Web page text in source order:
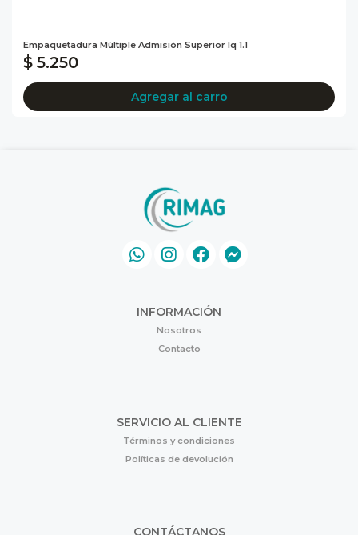
Empaquetadura Múltiple Admisión Superior Iq 1.1
$ 5.250
Agregar al carro
INFORMACIÓN
Nosotros
Contacto
SERVICIO AL CLIENTE
Términos y condiciones
Políticas de devolución
CONTÁCTANOS